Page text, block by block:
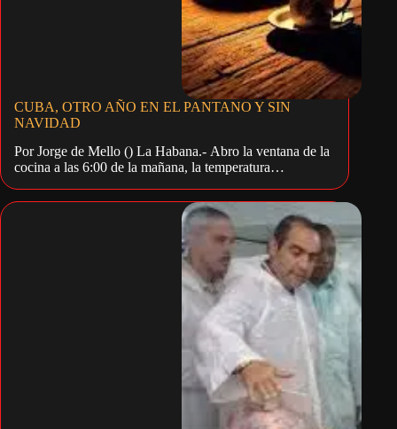
CUBA, OTRO AÑO EN EL PANTANO Y SIN
NAVIDAD
Por Jorge de Mello () La Habana.- Abro la ventana de la
cocina a las 6:00 de la mañana, la temperatura…